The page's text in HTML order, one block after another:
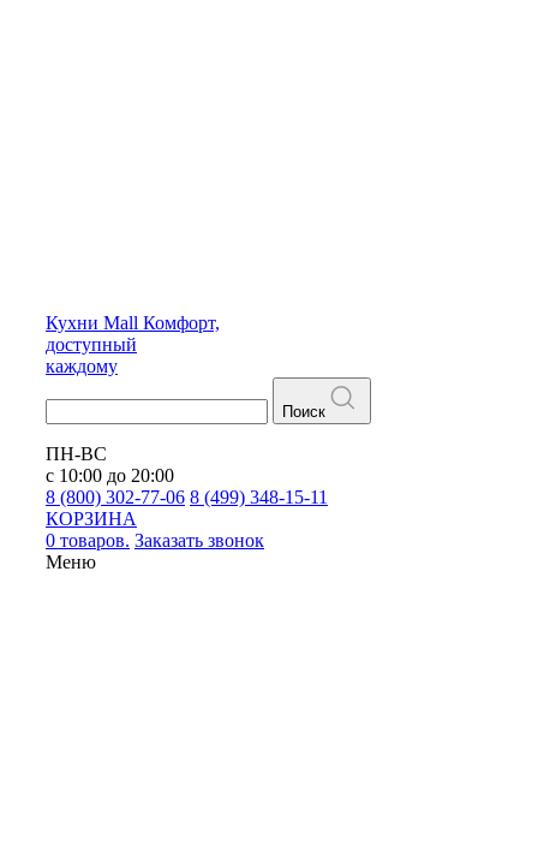
Кухни Mall Комфорт,
доступный
каждому
Поиск
ПН-ВС
с 10:00 до 20:00
8 (800) 302-77-06 8 (499) 348-15-11
КОРЗИНА
0 товаров. Заказать звонок
Меню